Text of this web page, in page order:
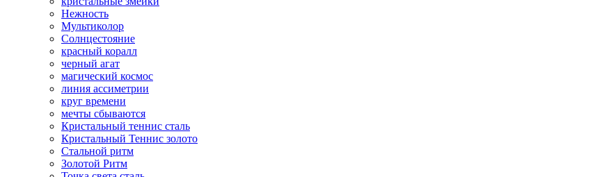
Нежность
Мультиколор
Солнцестояние
красный коралл
черный агат
магический космос
линия ассиметрии
круг времени
мечты сбываются
Кристальный теннис сталь
Кристальный Теннис золото
Стальной ритм
Золотой Ритм